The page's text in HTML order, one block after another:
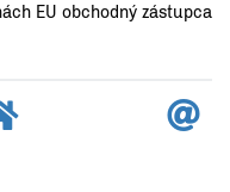
EU obchodný zástupca